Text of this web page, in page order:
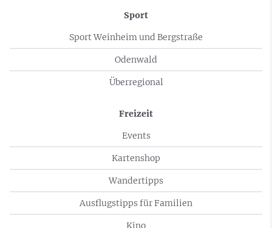
Sport
Sport Weinheim und Bergstraße
Odenwald
Überregional
Freizeit
Events
Kartenshop
Wandertipps
Ausflugstipps für Familien